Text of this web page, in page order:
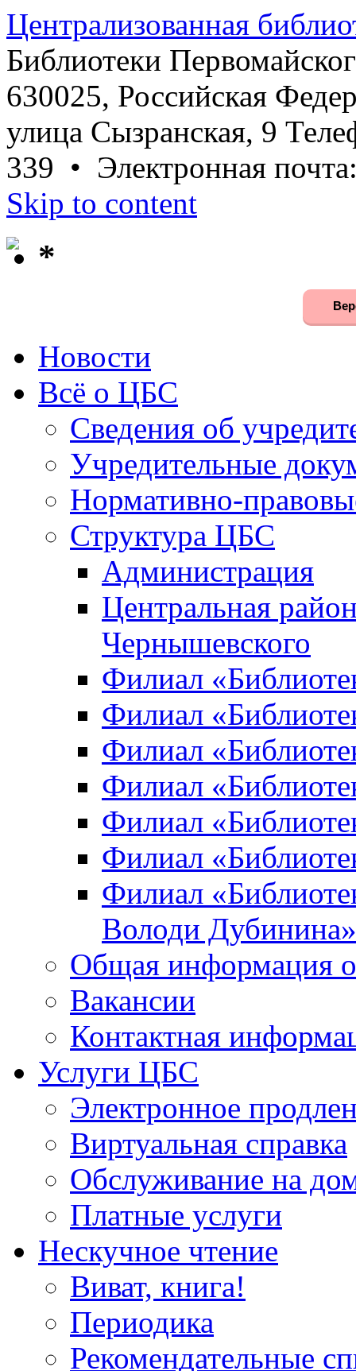
Централизованная
Библиотеки
630025, Российская
улица Сызранская, 9
339 • Электронная
Skip to content
*
Новости
Всё о ЦБС
Сведения об
Учредительные
Нормативно-
Структура ЦБС
Администрация
Центральная
Чернышевского
Филиал
Филиал
Филиал
Филиал
Филиал
Филиал
Филиал
Володи Дубинина»
Общая информация
Вакансии
Контактная
Услуги ЦБС
Электронное
Виртуальная справка
Обслуживание на
Платные услуги
Нескучное чтение
Виват, книга!
Периодика
Рекомендательные